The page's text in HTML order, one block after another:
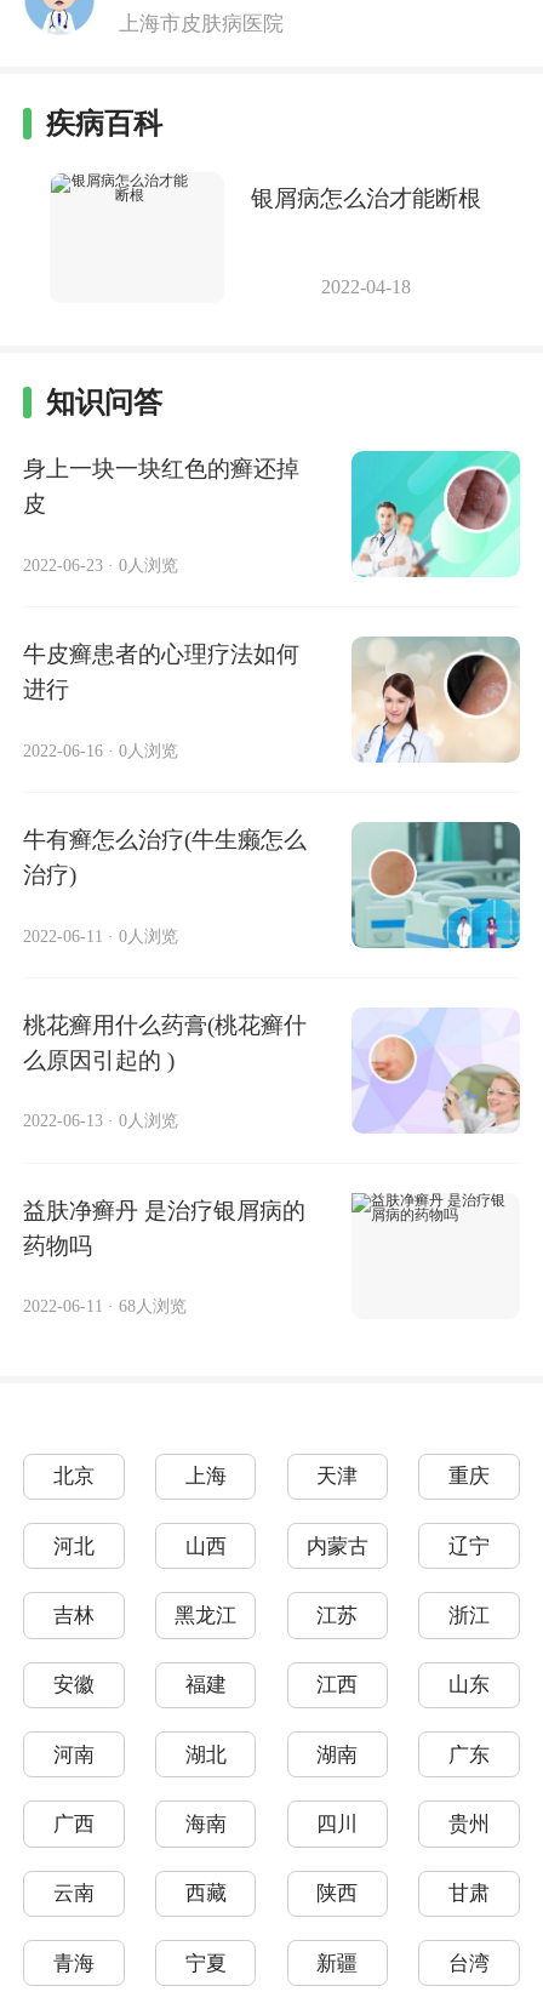
上海市皮肤病医院
疾病百科
银屑病怎么治才能断根
2022-04-18
知识问答
身上一块一块红色的癣还掉
皮
2022-06-23 · 0人浏览
牛皮癣患者的心理疗法如何
进行
2022-06-16 · 0人浏览
牛有癣怎么治疗(牛生癞怎么
治疗)
2022-06-11 · 0人浏览
桃花癣用什么药膏(桃花癣什
么原因引起的 )
2022-06-13 · 0人浏览
益肤净癣丹 是治疗银屑病的
药物吗
2022-06-11 · 68人浏览
北京 上海 天津 重庆
河北 山西 内蒙古 辽宁
吉林 黑龙江 江苏 浙江
安徽 福建 江西 山东
河南 湖北 湖南 广东
广西 海南 四川 贵州
云南 西藏 陕西 甘肃
青海 宁夏 新疆 台湾